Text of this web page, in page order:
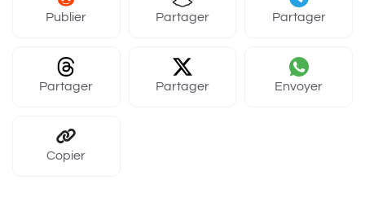
Publier Partager Partager
Partager Partager Envoyer
Copier